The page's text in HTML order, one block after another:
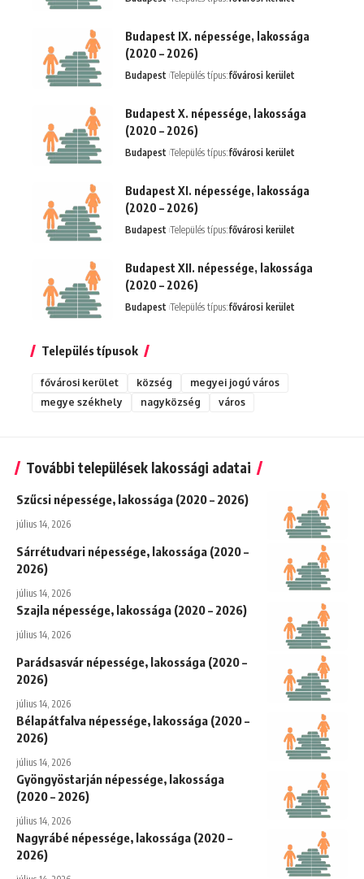
Budapest IX. népessége, lakossága
(2020 – 2026)
Budapest Település típus:fővárosi kerület
Budapest X. népessége, lakossága
(2020 – 2026)
Budapest Település típus:fővárosi kerület
Budapest XI. népessége, lakossága
(2020 – 2026)
Budapest Település típus:fővárosi kerület
Budapest XII. népessége, lakossága
(2020 – 2026)
Budapest Település típus:fővárosi kerület
Település típusok
fővárosi kerület község
megyei jogú város
megye székhely
nagyközség város
További települések lakossági adatai
Szűcsi népessége, lakossága (2020 – 2026)
július 14, 2026
Sárrétudvari népessége, lakossága (2020 –
2026)
július 14, 2026
Szajla népessége, lakossága (2020 – 2026)
július 14, 2026
Parádsasvár népessége, lakossága (2020 –
2026)
július 14, 2026
Bélapátfalva népessége, lakossága (2020 –
2026)
július 14, 2026
Gyöngyöstarján népessége, lakossága
(2020 – 2026)
július 14, 2026
Nagyrábé népessége, lakossága (2020 –
2026)